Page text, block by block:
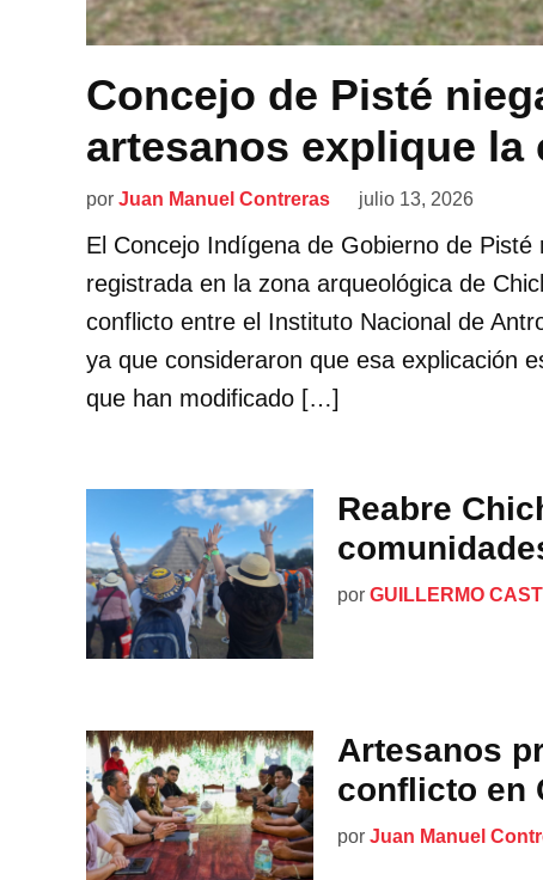
Concejo de Pisté
artesanos explique
por Juan Manuel Contreras julio 13, 2026
El Concejo Indígena de Gobierno de
registrada en la zona arqueológica de
conflicto entre el Instituto Nacional de
ya que consideraron que esa explicación
que han modificado […]
Reabre
por GUILLERMO
Artesanos
conflicto en
por Juan Manuel